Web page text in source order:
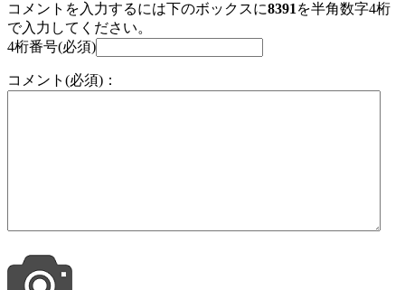
コメントを入力するには下のボックスに8391 を半角数字4桁
で入力してください。
4桁番号(必須)
コメント(必須)：